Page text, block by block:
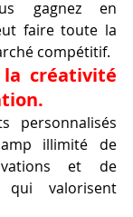
gagnez en
faire toute la
compétitif.
créativité
personnalisés
illimité de
et de
qui valorisent